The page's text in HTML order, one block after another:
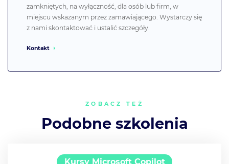
zamkniętych, na wyłączność, dla osób lub firm, w
miejscu wskazanym przez zamawiającego. Wystarczy się
z nami skontaktować i ustalić szczegóły.
Kontakt
ZOBACZ TEŻ
Podobne szkolenia
Kursy Microsoft Copilot